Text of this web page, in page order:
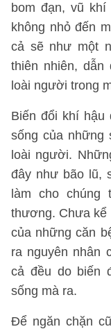
bom đạn, vũ
không nhỏ đến
cả sẽ như một
thiên nhiên,
loài người trong
Biến đổi khí hậu
sống của những
loài người.
đây như bão lũ,
làm cho chúng
thương. Chưa kể
của những căn
ra nguyên nhân
cả đều do biến
sống mà ra.
Để ngăn chặn